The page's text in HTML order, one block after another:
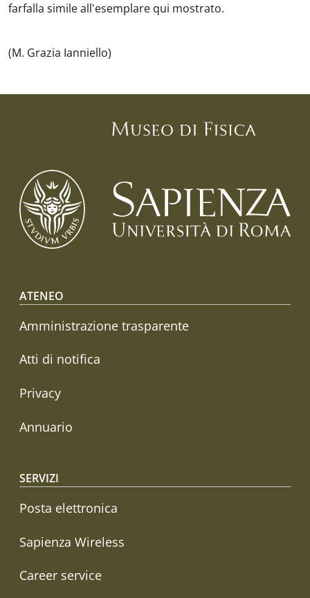
farfalla simile all'esemplare qui mostrato.
(M. Grazia Ianniello)
Footer menu
ATENEO
Amministrazione trasparente
Atti di notifica
Privacy
Annuario
SERVIZI
Posta elettronica
Sapienza Wireless
Career service